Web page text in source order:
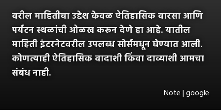
वरील माहितीचा उद्देश केवळ ऐतिहासिक वारसा आणि
पर्यटन स्थळांची ओळख करून देणे हा आहे. यातील
माहिती इंटरनेटवरील उपलब्ध सोर्समधून घेण्यात आली.
कोणत्याही ऐतिहासिक वादाशी किंवा दाव्याशी आमचा
संबंध नाही.
Note | google